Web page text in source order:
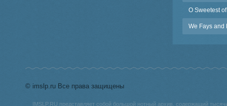
O Sweetest
We Fays and
© imslp.ru Все права защищены
IMSLP.RU представляет собой большой нотный архив, содержащий